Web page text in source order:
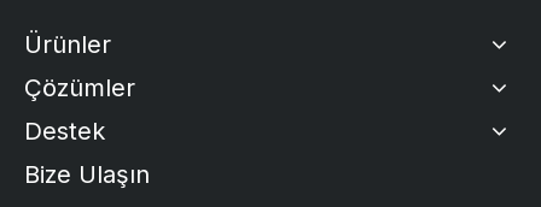
Ürünler
Çözümler
Destek
Bize Ulaşın